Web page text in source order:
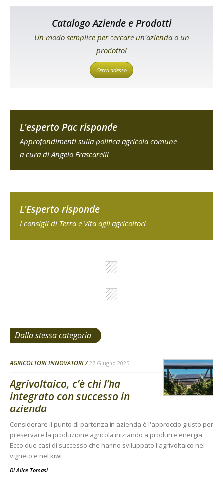
Catalogo Aziende e Prodotti
Un modo semplice per cercare un'azienda o un
prodotto!
Cerca adesso
L'esperto Pac risponde
Approfondimenti sulla politica agricola comune
a cura di Angelo Frascarelli
L'Esperto risponde
I consigli di Terra e Vita agli agricoltori
Dalla stessa categoria
AGRICOLTORI INNOVATORI 27 Giugno 2025
Agrivoltaico, c’è chi l’ha
integrato con successo in
azienda
Considerare il punto di partenza in azienda è l'approccio giusto per
preservare la produzione agricola iniziando a produrre energia.
Ecco due casi di successo che hanno sviluppato l'agrivoltaico nel
vigneto e nel kiwi
DiAlice Tomasi